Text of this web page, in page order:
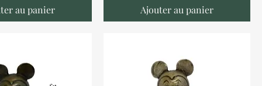
au panier Ajouter au panier